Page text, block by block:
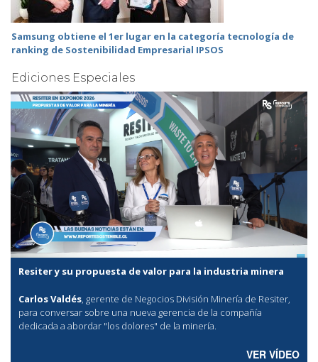
Samsung obtiene el 1er lugar en la categoría tecnología de
ranking de Sostenibilidad Empresarial IPSOS
Ediciones Especiales
Resiter y su propuesta de valor para la industria minera
Carlos Valdés, gerente de Negocios División Minería de Resiter,
para conversar sobre una nueva gerencia de la compañía
dedicada a abordar "los dolores" de la minería.
VER VÍDEO